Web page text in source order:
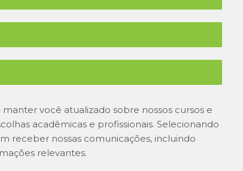
você atualizado sobre nossos cursos e
acadêmicas e profissionais. Selecionando
receber nossas comunicações, incluindo
relevantes.